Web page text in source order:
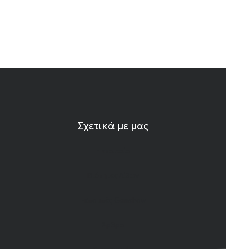
Σχετικά με μας